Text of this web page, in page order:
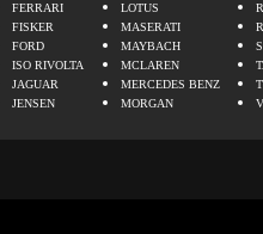
FERRARI
FISKER
FORD
ISO RIVOLTA
JAGUAR
JENSEN
LOTUS
MASERATI
MAYBACH
MCLAREN
MERCEDES BENZ
MORGAN